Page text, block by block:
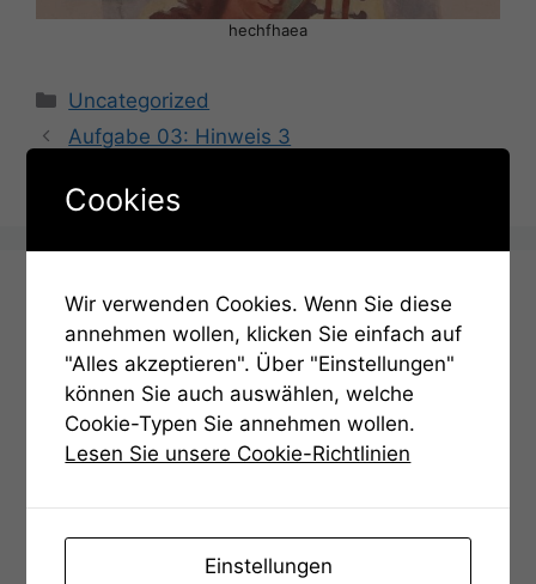
hechfhaea
Kategorien
Uncategorized
Aufgabe 03: Hinweis 3
Schreibe einen Kommentar
Kommentar
Cookies
Wir verwenden Cookies. Wenn Sie diese
annehmen wollen, klicken Sie einfach auf
"Alles akzeptieren". Über "Einstellungen"
können Sie auch auswählen, welche
Cookie-Typen Sie annehmen wollen.
Lesen Sie unsere Cookie-Richtlinien
Einstellungen